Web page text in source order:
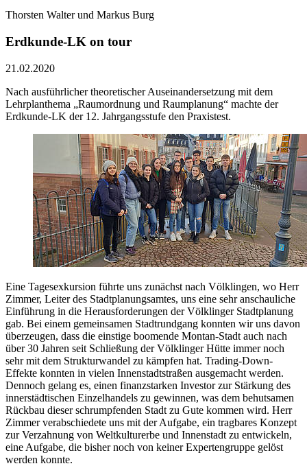
Thorsten Walter und Markus Burg
Erdkunde-LK on tour
21.02.2020
Nach ausführlicher theoretischer Auseinandersetzung mit dem
Lehrplanthema „Raumordnung und Raumplanung“ machte der
Erdkunde-LK der 12. Jahrgangsstufe den Praxistest.
Eine Tagesexkursion führte uns zunächst nach Völklingen, wo Herr
Zimmer, Leiter des Stadtplanungsamtes, uns eine sehr anschauliche
Einführung in die Herausforderungen der Völklinger Stadtplanung
gab. Bei einem gemeinsamen Stadtrundgang konnten wir uns davon
überzeugen, dass die einstige boomende Montan-Stadt auch nach
über 30 Jahren seit Schließung der Völklinger Hütte immer noch
sehr mit dem Strukturwandel zu kämpfen hat. Trading-Down-
Effekte konnten in vielen Innenstadtstraßen ausgemacht werden.
Dennoch gelang es, einen finanzstarken Investor zur Stärkung des
innerstädtischen Einzelhandels zu gewinnen, was dem behutsamen
Rückbau dieser schrumpfenden Stadt zu Gute kommen wird. Herr
Zimmer verabschiedete uns mit der Aufgabe, ein tragbares Konzept
zur Verzahnung von Weltkulturerbe und Innenstadt zu entwickeln,
eine Aufgabe, die bisher noch von keiner Expertengruppe gelöst
werden konnte.